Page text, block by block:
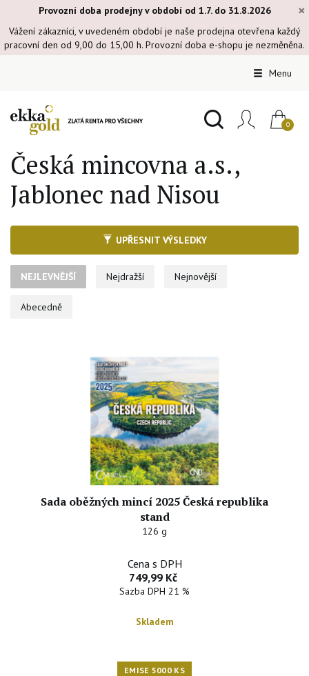
×
Provozní doba prodejny v období od 1.7. do 31.8.2026
Vážení zákazníci, v uvedeném období je naše prodejna otevřena každý
pracovní den od 9,00 do 15,00 h. Provozní doba e-shopu je nezměněna.
Menu
Česká mincovna a.s.,
Jablonec nad Nisou
UPŘESNIT VÝSLEDKY
NEJLEVNĚJŠÍ Nejdražší Nejnovější
Abecedně
Sada oběžných mincí 2025 Česká republika
stand
126 g
Cena s DPH
749,99 Kč
Sazba DPH 21 %
Skladem
EMISE 5000 KS